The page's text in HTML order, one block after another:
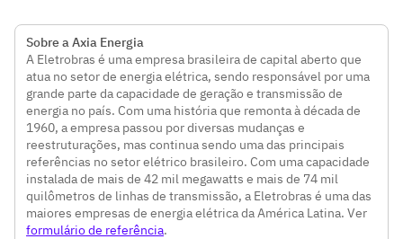
Sobre a Axia Energia
A Eletrobras é uma empresa brasileira de capital aberto que
atua no setor de energia elétrica, sendo responsável por uma
grande parte da capacidade de geração e transmissão de
energia no país. Com uma história que remonta à década de
1960, a empresa passou por diversas mudanças e
reestruturações, mas continua sendo uma das principais
referências no setor elétrico brasileiro. Com uma capacidade
instalada de mais de 42 mil megawatts e mais de 74 mil
quilômetros de linhas de transmissão, a Eletrobras é uma das
maiores empresas de energia elétrica da América Latina. Ver
formulário de referência.